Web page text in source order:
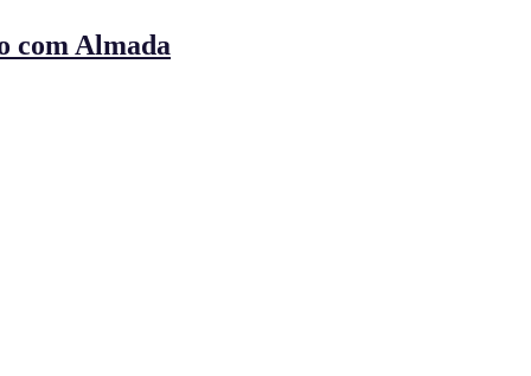
com Almada